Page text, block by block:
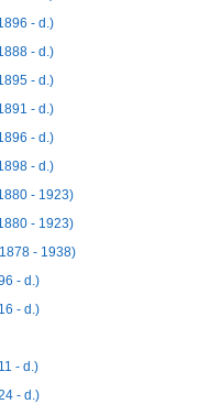
- d.)
- d.)
- d.)
- d.)
- d.)
- d.)
- 1923)
- 1923)
- 1938)
- d.)
- d.)
- d.)
- d.)